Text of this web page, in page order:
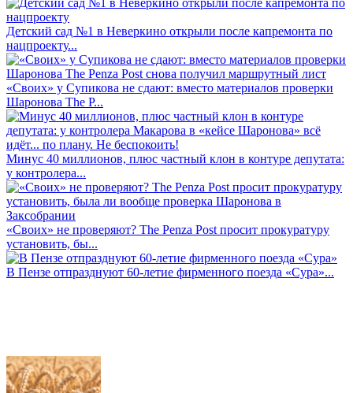
Детский сад №1 в Неверкино открыли после капремонта по
нацпроекту...
«Своих» у Супикова не сдают: вместо материалов проверки
Шаронова The P...
Минус 40 миллионов, плюс частный клон в контуре депутата:
у контролера...
«Своих» не проверяют? The Penza Post просит прокуратуру
установить, бы...
В Пензе отпразднуют 60-летие фирменного поезда «Сура»...